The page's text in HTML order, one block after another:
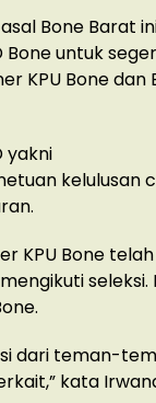
Bone Barat
Bone untuk
KPU Bone
yakni
kelulusan
KPU Bone
dari teman-
kata